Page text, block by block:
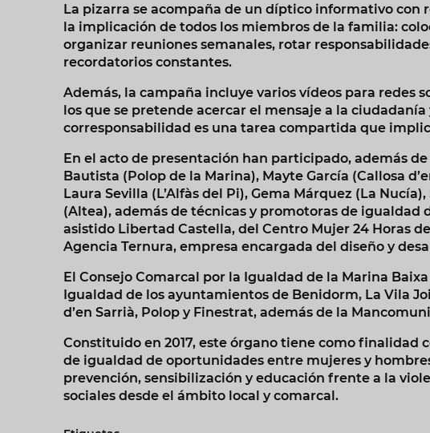
La pizarra se acompaña de un díptico informativo
la implicación de todos los miembros de la familia:
organizar reuniones semanales, rotar
recordatorios constantes.
Además, la campaña incluye varios vídeos para redes
los que se pretende acercar el mensaje a la
corresponsabilidad es una tarea compartida que
En el acto de presentación han participado, además
Bautista (Polop de la Marina), Mayte García (Callosa
Laura Sevilla (L’Alfàs del Pi), Gema Márquez (La
(Altea), además de técnicas y promotoras de igualdad
asistido Libertad Castella, del Centro Mujer 24 Horas
Agencia Ternura, empresa encargada del diseño y
El Consejo Comarcal por la Igualdad de la Marina
Igualdad de los ayuntamientos de Benidorm, La Vila
d’en Sarrià, Polop y Finestrat, además de la
Constituido en 2017, este órgano tiene como finalidad
de igualdad de oportunidades entre mujeres y
prevención, sensibilización y educación frente a la
sociales desde el ámbito local y comarcal.